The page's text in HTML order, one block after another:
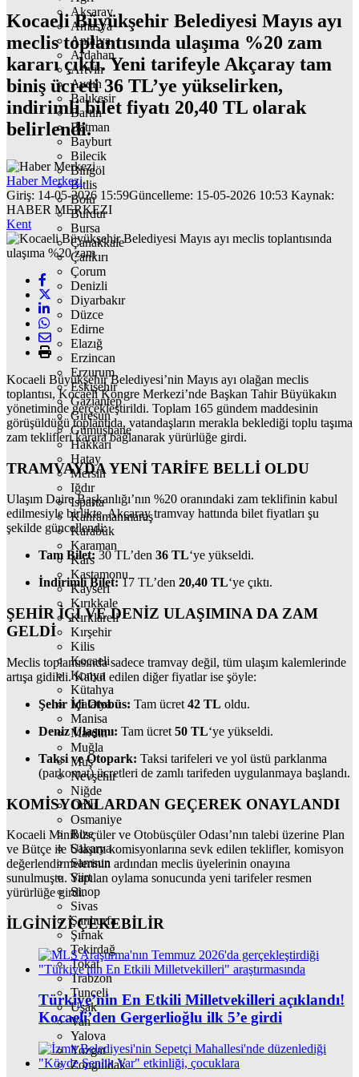
Aksaray
Amasya
Antalya
Ardahan
Artvin
Aydın
Balıkesir
Bartın
Batman
Bayburt
Bilecik
Bingöl
Bitlis
Bolu
Burdur
Bursa
Çanakkale
Çankırı
Çorum
Denizli
Diyarbakır
Düzce
Edirne
Elazığ
Erzincan
Erzurum
Eskişehir
Gaziantep
Giresun
Gümüşhane
Hakkari
Hatay
Mersin
Iğdır
Isparta
Kahramanmaraş
Karabük
Karaman
Kars
Kastamonu
Kayseri
Kırıkkale
Kırklareli
Kırşehir
Kilis
Kocaeli
Konya
Kütahya
Malatya
Manisa
Mardin
Muğla
Muş
Nevşehir
Niğde
Ordu
Osmaniye
Rize
Sakarya
Samsun
Siirt
Sinop
Sivas
Şanlıurfa
Şırnak
Tekirdağ
Tokat
Trabzon
Tunceli
Uşak
Van
Yalova
Yozgat
Zonguldak
Kocaeli Büyükşehir Belediyesi Mayıs ayı
meclis toplantısında ulaşıma %20 zam
kararı çıktı. Yeni tarifeyle Akçaray tam
biniş ücreti 36 TL’ye yükselirken,
indirimli bilet fiyatı 20,40 TL olarak
belirlendi.
Haber Merkezi
Giriş: 14-05-2026 15:59Güncelleme: 15-05-2026 10:53 Kaynak:
HABER MERKEZI
Kent
Kocaeli Büyükşehir Belediyesi’nin Mayıs ayı olağan meclis
toplantısı, Kocaeli Kongre Merkezi’nde Başkan Tahir Büyükakın
yönetiminde gerçekleştirildi. Toplam 165 gündem maddesinin
görüşüldüğü toplantıda, vatandaşların merakla beklediği toplu taşıma
zam teklifleri karara bağlanarak yürürlüğe girdi.
TRAMVAYDA YENİ TARİFE BELLİ OLDU
Ulaşım Daire Başkanlığı’nın %20 oranındaki zam teklifinin kabul
edilmesiyle birlikte, Akçaray tramvay hattında bilet fiyatları şu
şekilde güncellendi:
Tam Bilet: 30 TL’den 36 TL‘ye yükseldi.
İndirimli Bilet:17 TL’den 20,40 TL‘ye çıktı.
ŞEHİR İÇİ VE DENİZ ULAŞIMINA DA ZAM
GELDİ
Meclis toplantısında sadece tramvay değil, tüm ulaşım kalemlerinde
artışa gidildi. Kabul edilen diğer fiyatlar ise şöyle:
Şehir İçi Otobüs: Tam ücret 42 TL oldu.
Deniz Ulaşımı: Tam ücret 50 TL‘ye yükseldi.
Taksi ve Otopark: Taksi tarifeleri ve yol üstü parklanma
(parkomat) ücretleri de zamlı tarifeden uygulanmaya başlandı.
KOMİSYONLARDAN GEÇEREK ONAYLANDI
Kocaeli Minibüsçüler ve Otobüsçüler Odası’nın talebi üzerine Plan
ve Bütçe ile Ulaşım komisyonlarına sevk edilen teklifler, komisyon
değerlendirmelerinin ardından meclis üyelerinin onayına
sunulmuştu. Yapılan oylama sonucunda yeni tarifeler resmen
yürürlüğe girdi.
İLGİNİZİÇEKEBİLİR
Türkiye’nin En Etkili Milletvekilleri açıklandı!
Kocaeli’den Gergerlioğlu ilk 5’e girdi